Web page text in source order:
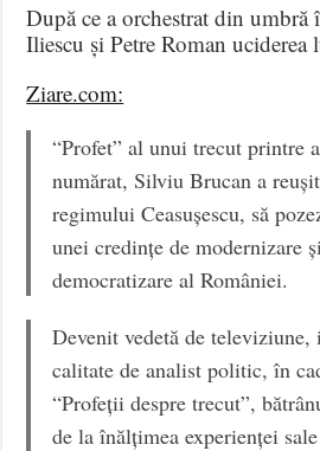
După ce a orchestrat din umbră
Iliescu și Petre Roman uciderea
Ziare.com:
“Profet” al unui trecut printre
numărat, Silviu Brucan a
regimului Ceasușescu, să
unei credințe de modernizare
democratizare al României.
Devenit vedetă de
calitate de analist politic, în
“Profeții despre trecut”,
de la înălțimea experienței